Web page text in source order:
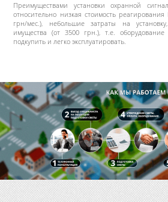
Преимуществами установки охранной
относительно низкая стоимость
грн/мес.), небольшие затраты на
имущества (от 3500 грн.), т.е.
подкупить и легко эксплуатировать.